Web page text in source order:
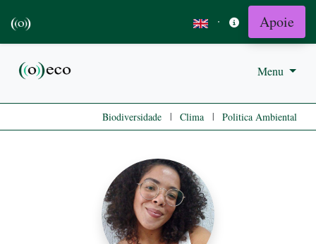
· Apoie
Menu
Biodiversidade | Clima | Politica Ambiental